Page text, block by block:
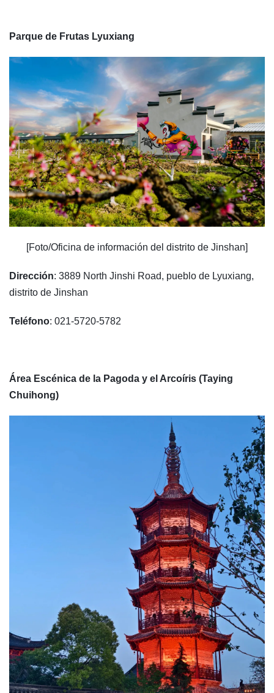
Parque de Frutas Lyuxiang
[Foto/Oficina de información del distrito de Jinshan]
Dirección: 3889 North Jinshi Road, pueblo de Lyuxiang,
distrito de Jinshan
Teléfono: 021-5720-5782
Área Escénica de la Pagoda y el Arcoíris (Taying
Chuihong)